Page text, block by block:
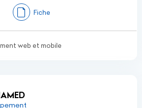
Fiche
web et mobile